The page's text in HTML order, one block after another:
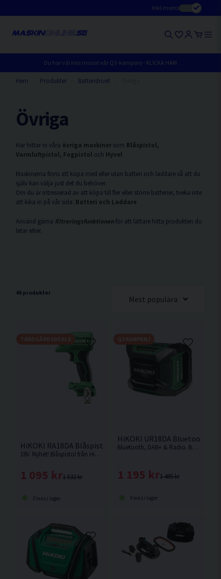
Inkl.moms
Du har väl inte missat vår Q3-kampanj - KLICKA HÄR!
Hem Produkter Batteridrivet
Övriga
Här hittar ni våra övriga maskiner som Blåspistol,
Varmluftpistol, Fogpistol och Hyvel
Maskinerna finns att köpa med eller utan batteri och laddare så att du
själv kan välja just det du behöver.
Om du är intresserad av att köpa till fler eller större batterier, tveka inte
att kika in på vår sida: Batteri och Laddare
Använd gärna filtreringsfunktionenför att lättare hitta produkten du
letar efter.
46 produkter
Mest populära
HiKOKI RA18DA Blåspistol 18V
18V. Nyhet! Blåspistol från HiKOKI som passar utmärkt till att blåsa av verktyg efter utfört arbete eller varför inte blåsa upp badmadrassen. Levereras utan batteri och laddare.
1 532 kr
1 095 kr
Finns i lager
TRÄDGÅRDSDEALS
HiKOKI UR18DA Bluetooth
Bluetooth, DAB+ & Radio. Byggradio med robust och hållbar design. Hög volym med mycket bra ljudkvalitet tack vare inställbar equalizer. Levereras utan batteri och laddare.
1 495 kr
1 195 kr
Finns i lager
Q3 KAMPANJ